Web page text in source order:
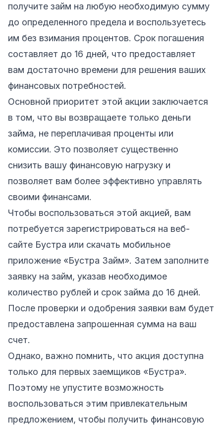
получите займ на любую необходимую сумму
до определенного предела и воспользуетесь
им без взимания процентов. Срок погашения
составляет до 16 дней, что предоставляет
вам достаточно времени для решения ваших
финансовых потребностей.
Основной приоритет этой акции заключается
в том, что вы возвращаете только деньги
займа, не переплачивая проценты или
комиссии. Это позволяет существенно
снизить вашу финансовую нагрузку и
позволяет вам более эффективно управлять
своими финансами.
Чтобы воспользоваться этой акцией, вам
потребуется зарегистрироваться на веб-
сайте Бустра или скачать мобильное
приложение «Бустра Займ». Затем заполните
заявку на займ, указав необходимое
количество рублей и срок займа до 16 дней.
После проверки и одобрения заявки вам будет
предоставлена запрошенная сумма на ваш
счет.
Однако, важно помнить, что акция доступна
только для первых заемщиков «Бустра».
Поэтому не упустите возможность
воспользоваться этим привлекательным
предложением, чтобы получить финансовую